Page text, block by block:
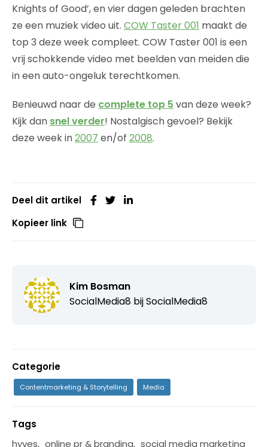
Knights of Good’, en vier dagen geleden brachten
ze een muziek video uit. COW Taster 001 maakt de
top 3 deze week compleet. COW Taster 001 is een
vrij schokkende video met beelden van meiden die
in een auto-ongeluk terechtkomen.
Benieuwd naar de complete top 5 van deze week?
Kijk dan snel verder! Nostalgisch gevoel? Bekijk
deze week in2007 en/of 2008.
Deel dit artikel
Kopieer link
Kim Bosman
SocialMedia8 bijSocialMedia8
Categorie
Contentmarketing & Storytelling Media
Tags
hyves, online pr & branding, social media marketing